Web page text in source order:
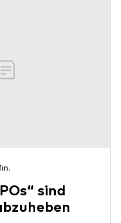
sind